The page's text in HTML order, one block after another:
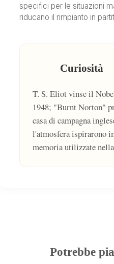
specifici per le situazioni
riducano il rimpianto in
Curiosità
T. S. Eliot vinse il
1948; "Burnt Norton"
casa di campagna
l'atmosfera ispirarono
memoria utilizzate
Potrebbe